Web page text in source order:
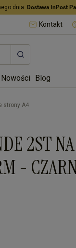
dnia. Dostawa InPost
Kontakt
Nowości Blog
strony A4
2ST
-